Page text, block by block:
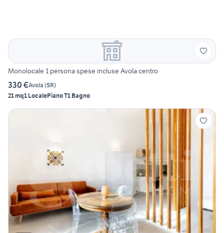
Monolocale 1 persona spese incluse Avola centro
330 €Avola (SR)
21 mq1 LocalePiano T1 Bagno